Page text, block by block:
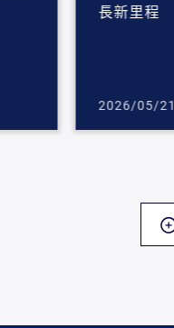
長新里程
2026/05/21